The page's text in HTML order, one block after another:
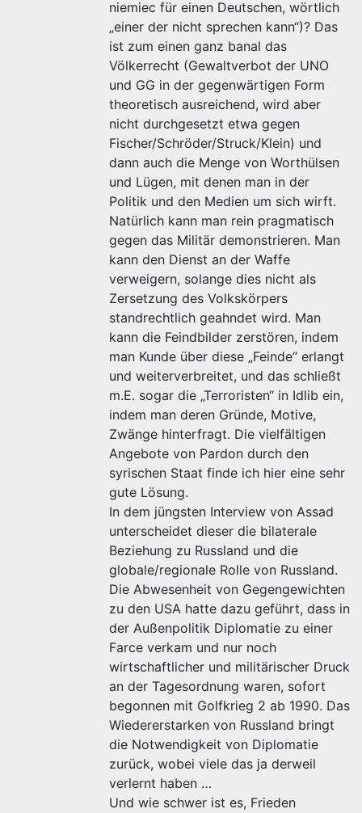
niemiec für einen Deutschen, wörtlich
„einer der nicht sprechen kann“)? Das
ist zum einen ganz banal das
Völkerrecht (Gewaltverbot der UNO
und GG in der gegenwärtigen Form
theoretisch ausreichend, wird aber
nicht durchgesetzt etwa gegen
Fischer/Schröder/Struck/Klein) und
dann auch die Menge von Worthülsen
und Lügen, mit denen man in der
Politik und den Medien um sich wirft.
Natürlich kann man rein pragmatisch
gegen das Militär demonstrieren. Man
kann den Dienst an der Waffe
verweigern, solange dies nicht als
Zersetzung des Volkskörpers
standrechtlich geahndet wird. Man
kann die Feindbilder zerstören, indem
man Kunde über diese „Feinde“ erlangt
und weiterverbreitet, und das schließt
m.E. sogar die „Terroristen“ in Idlib ein,
indem man deren Gründe, Motive,
Zwänge hinterfragt. Die vielfältigen
Angebote von Pardon durch den
syrischen Staat finde ich hier eine sehr
gute Lösung.
In dem jüngsten Interview von Assad
unterscheidet dieser die bilaterale
Beziehung zu Russland und die
globale/regionale Rolle von Russland.
Die Abwesenheit von Gegengewichten
zu den USA hatte dazu geführt, dass in
der Außenpolitik Diplomatie zu einer
Farce verkam und nur noch
wirtschaftlicher und militärischer Druck
an der Tagesordnung waren, sofort
begonnen mit Golfkrieg 2 ab 1990. Das
Wiedererstarken von Russland bringt
die Notwendigkeit von Diplomatie
zurück, wobei viele das ja derweil
verlernt haben …
Und wie schwer ist es, Frieden